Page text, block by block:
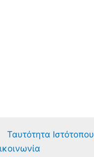
Ταυτότητα Ιστότοπου